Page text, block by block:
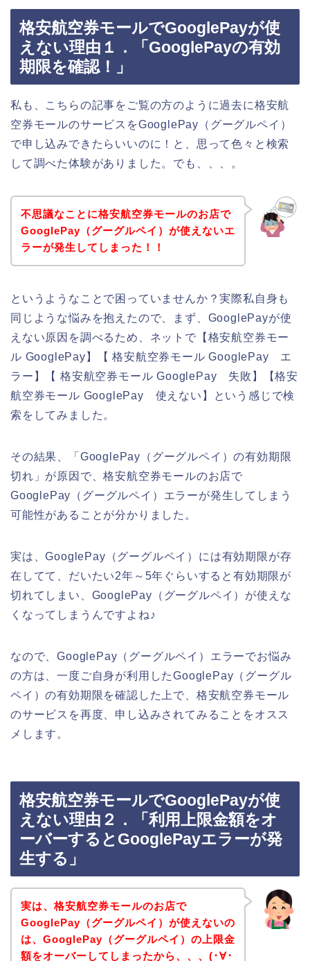
格安航空券モールでGooglePayが使
えない理由１．「GooglePayの有効
期限を確認！」
私も、こちらの記事をご覧の方のように過去に格安航
空券モールのサービスをGooglePay（グーグルペイ）
で申し込みできたらいいのに！と、思って色々と検索
して調べた体験がありました。でも、、、。
不思議なことに格安航空券モールのお店で
GooglePay（グーグルペイ）が使えないエ
ラーが発生してしまった！！
というようなことで困っていませんか？実際私自身も
同じような悩みを抱えたので、まず、GooglePayが使
えない原因を調べるため、ネットで【格安航空券モー
ル GooglePay】【 格安航空券モール GooglePay エ
ラー】【 格安航空券モール GooglePay 失敗】【格安
航空券モール GooglePay 使えない】という感じで検
索をしてみました。
その結果、「GooglePay（グーグルペイ）の有効期限
切れ」が原因で、格安航空券モールのお店で
GooglePay（グーグルペイ）エラーが発生してしまう
可能性があることが分かりました。
実は、GooglePay（グーグルペイ）には有効期限が存
在してて、だいたい2年～5年ぐらいすると有効期限が
切れてしまい、GooglePay（グーグルペイ）が使えな
くなってしまうんですよね♪
なので、GooglePay（グーグルペイ）エラーでお悩み
の方は、一度ご自身が利用したGooglePay（グーグル
ペイ）の有効期限を確認した上で、格安航空券モール
のサービスを再度、申し込みされてみることをオスス
メします。
格安航空券モールでGooglePayが使
えない理由２．「利用上限金額をオ
ーバーするとGooglePayエラーが発
生する」
実は、格安航空券モールのお店で
GooglePay（グーグルペイ）が使えないの
は、GooglePay（グーグルペイ）の上限金
額をオーバーしてしまったから、、、(･∀･